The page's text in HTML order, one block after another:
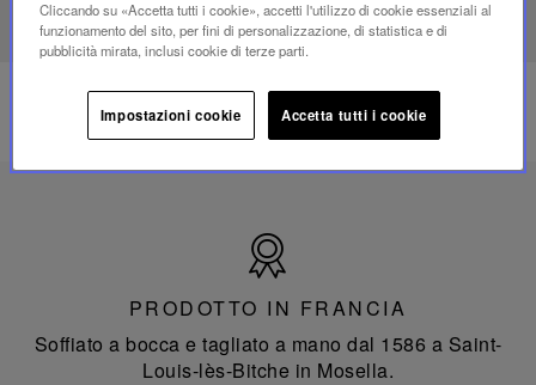
Francia
PRODOTTO IN FRANCIA
Soffiato a bocca e tagliato a mano dal 1586 a Saint-
Louis-lès-Bitche in Mosella.
Cliccando su «Accetta tutti i cookie», accetti l'utilizzo di cookie essenziali al
funzionamento del sito, per fini di personalizzazione, di statistica e di
pubblicità mirata, inclusi cookie di terze parti.
Impostazioni cookie Accetta tutti i cookie